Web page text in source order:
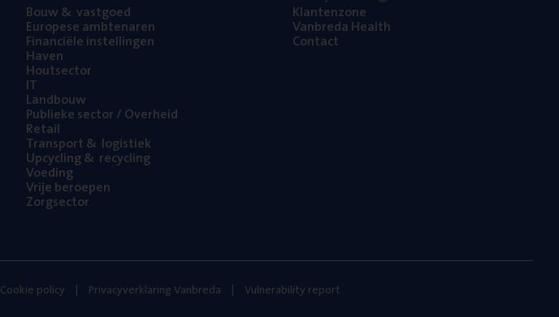
Bouw& vastgoed
Euro­pe­se ambtenaren
Finan­ci­ë­le instellingen
Haven
Hout­sec­tor
IT
Land­bouw
Publie­ke sec­tor / Overheid
Retail
Trans­port& logistiek
Upcy­cling& recycling
Voe­ding
Vrije beroe­pen
Zorg­sec­tor
Klan­ten­zo­ne
Van­b­re­da Health
Con­tact
Cookie policy Privacyverklaring Vanbreda Vulnerability report